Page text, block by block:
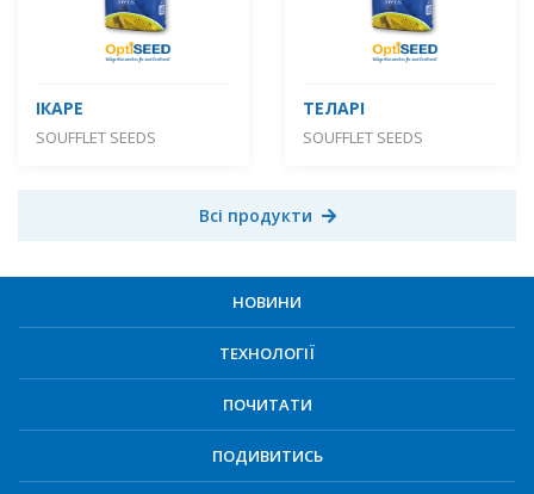
ІКАРЕ
SOUFFLET SEEDS
ТЕЛАРІ
SOUFFLET SEEDS
Всі продукти
НОВИНИ
ТЕХНОЛОГІЇ
ПОЧИТАТИ
ПОДИВИТИСЬ